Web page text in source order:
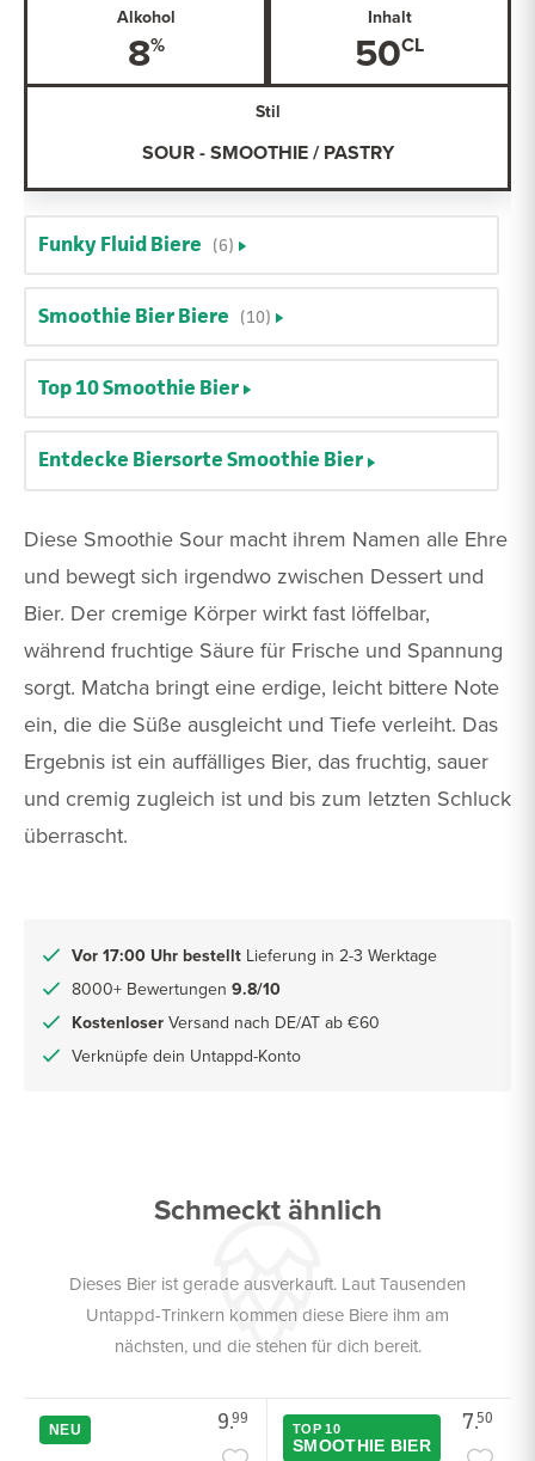
Diese Smoothie Sour macht ihrem Namen alle Ehre
und bewegt sich irgendwo zwischen Dessert und
Bier. Der cremige Körper wirkt fast löffelbar,
während fruchtige Säure für Frische und Spannung
sorgt. Matcha bringt eine erdige, leicht bittere Note
ein, die die Süße ausgleicht und Tiefe verleiht. Das
Ergebnis ist ein auffälliges Bier, das fruchtig, sauer
und cremig zugleich ist und bis zum letzten Schluck
überrascht.
Vor 17:00 Uhr bestellt Lieferung in 2-3 Werktage
8000+ Bewertungen 9.8/10
Kostenloser Versand nach DE/AT ab €60
Verknüpfe dein Untappd-Konto
Alkohol
8
Inhalt
50
Stil
SOUR - SMOOTHIE / PASTRY
Funky Fluid Biere (6)
Smoothie Bier Biere (10)
Top 10 Smoothie Bier
Entdecke Biersorte Smoothie Bier
Schmeckt ähnlich
Dieses Bier ist gerade ausverkauft. Laut Tausenden
Untappd-Trinkern kommen diese Biere ihm am
nächsten, und die stehen für dich bereit.
9.99
NEU 7.50
TOP 10
SMOOTHIE BIER